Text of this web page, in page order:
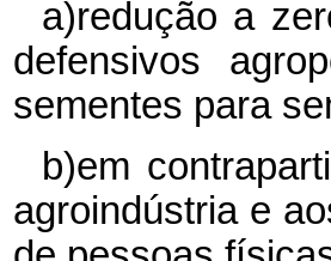
a)redução a
defensivos
sementes para
b)em
agroindústria e